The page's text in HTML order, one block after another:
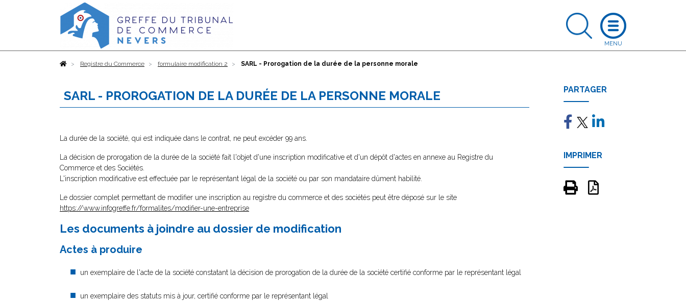
AccueilRegistre du Commerce formulaire modification 2 SARL - Prorogation de la durée de la personne morale
SARL - PROROGATION DE LA DURÉE DE LA PERSONNE MORALE
La durée de la société, qui est indiquée dans le contrat, ne peut excéder 99 ans.
La décision de prorogation de la durée de la société fait l'objet d'une inscription modificative et d'un dépôt d'actes en annexe au Registre du
Commerce et des Sociétés.
L'inscription modificative est effectuée par le représentant légal de la société ou par son mandataire dûment habilité.
Le dossier complet permettant de modifier une inscription au registre du commerce et des sociétés peut être déposé sur le site
https://www.infogreffe.fr/formalites/modifier-une-entreprise
Les documents à joindre au dossier de modification
Actes à produire
un exemplaire de l'acte de la société constatant la décision de prorogation de la durée de la société certifié conforme par le représentant légal
un exemplaire des statuts mis à jour, certifié conforme par le représentant légal
PARTAGER
IMPRIMER